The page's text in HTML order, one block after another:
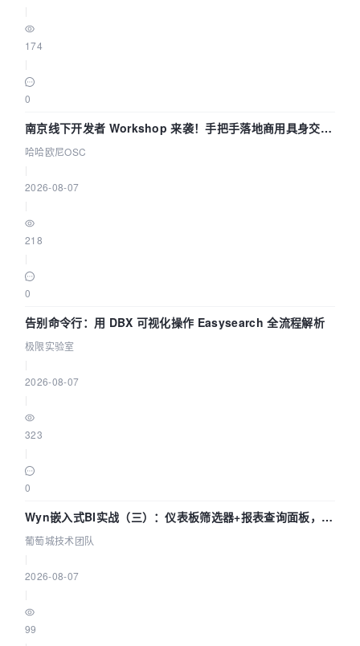
174
0
南京线下开发者 Workshop 来袭！手把手落地商用具身交互
智能 Agent 应用
哈哈欧尼OSC
2026-08-07
218
0
告别命令行：用 DBX 可视化操作 Easysearch 全流程解析
极限实验室
2026-08-07
323
0
Wyn嵌入式BI实战（三）：仪表板筛选器+报表查询面板，参
数联动全闭环
葡萄城技术团队
2026-08-07
99